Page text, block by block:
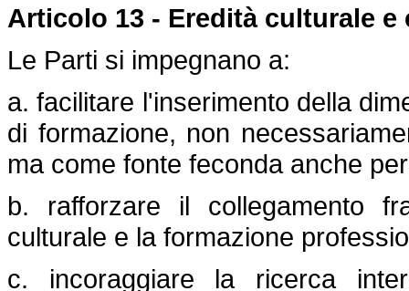
Articolo 13 - Eredità culturale e
Le Parti si impegnano a:
a. facilitare l'inserimento della
di formazione, non
ma come fonte feconda anche
b. rafforzare il collegamento
culturale e la formazione
c. incoraggiare la ricerca